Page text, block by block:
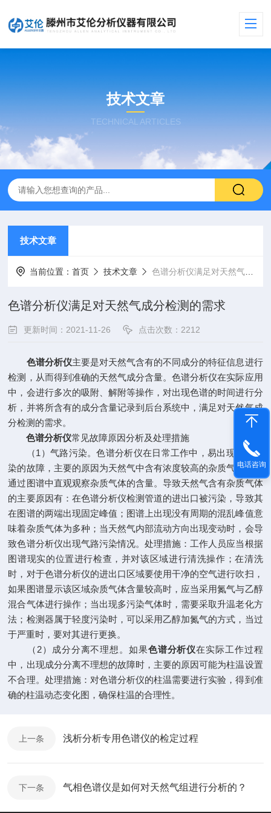
技术文章
TECHNICAL ARTICLES
技术文章
当前位置：首页 技术文章 色谱分析仪满足对天然气成分检测的需求
色谱分析仪满足对天然气成分检测的需求
更新时间：2021-11-26 点击次数：2212
色谱分析仪主要是对天然气含有的不同成分的特征信息进行
检测，从而得到准确的天然气成分含量。色谱分析仪在实际应用
中，会进行多次的吸附、解附等操作，对出现色谱的时间进行分
析，并将所含有的成分含量记录到后台系统中，满足对天然气成
分检测的需求。
色谱分析仪常见故障原因分析及处理措施
（1）气路污染。色谱分析仪在日常工作中，易出现气路污
染的故障，主要的原因为天然气中含有浓度较高的杂质气体，能
通过图谱中直观观察杂质气体的含量。导致天然气含有杂质气体
的主要原因有：在色谱分析仪检测管道的进出口被污染，导致其
在图谱的两端出现固定峰值；图谱上出现没有周期的混乱峰值意
味着杂质气体为多种；当天然气内部流动方向出现变动时，会导
致色谱分析仪出现气路污染情况。处理措施：工作人员应当根据
图谱现实的位置进行检查，并对该区域进行清洗操作；在清洗
时，对于色谱分析仪的进出口区域要使用干净的空气进行吹扫，
如果图谱显示该区域杂质气体含量较高时，应当采用氮气与乙醇
混合气体进行操作；当出现多污染气体时，需要采取升温老化方
法；检测器属于轻度污染时，可以采用乙醇加氮气的方式，当过
于严重时，要对其进行更换。
（2）成分分离不理想。如果色谱分析仪在实际工作过程
中，出现成分分离不理想的故障时，主要的原因可能为柱温设置
不合理。处理措施：对色谱分析仪的柱温需要进行实验，得到准
确的柱温动态变化图，确保柱温的合理性。
上一条 浅析分析专用色谱仪的检定过程
下一条 气相色谱仪是如何对天然气组进行分析的？
电话咨询